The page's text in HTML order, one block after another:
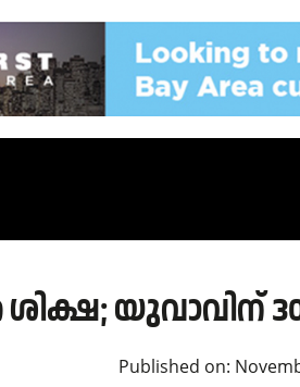
യുവാവിന്
Published on: